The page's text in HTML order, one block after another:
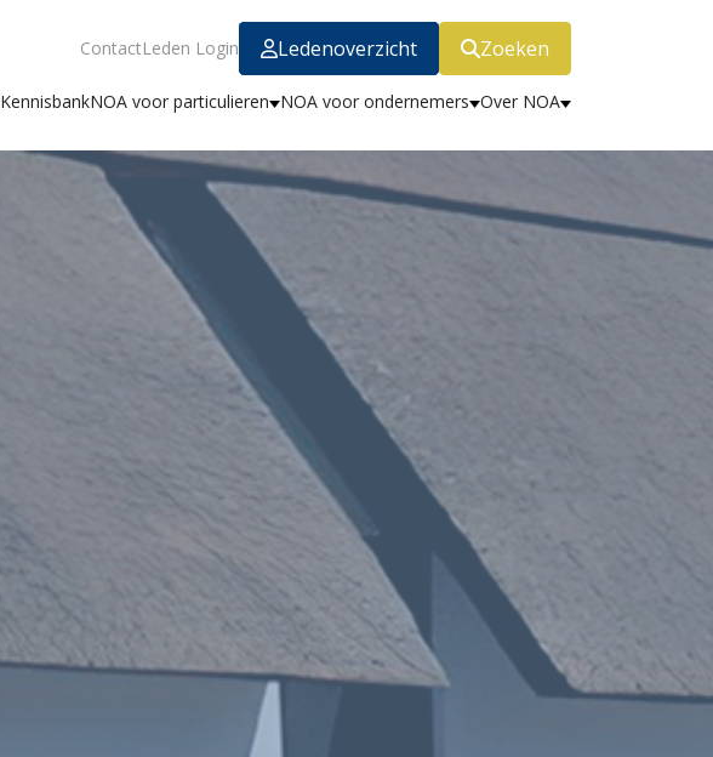
ContactLeden Login Ledenoverzicht Zoeken
KennisbankNOA voor particulieren NOA voor ondernemers Over NOA